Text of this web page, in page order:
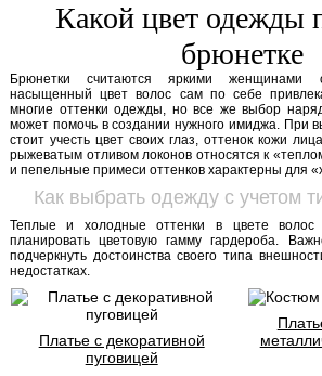
Какой цвет одежды
брюнетке
Брюнетки считаются яркими
насыщенный цвет волос сам по себе
многие оттенки одежды, но все же выбор
может помочь в создании нужного имиджа. При
стоит учесть цвет своих глаз, оттенок кожи
рыжеватым отливом локонов относятся к
и пепельные примеси оттенков характерны для
Как выбрать одежду с учетом
Теплые и холодные оттенки в цвете волос
планировать цветовую гамму гардероба.
подчеркнуть достоинства своего типа
недостатках.
Платье с декоративной
пуговицей